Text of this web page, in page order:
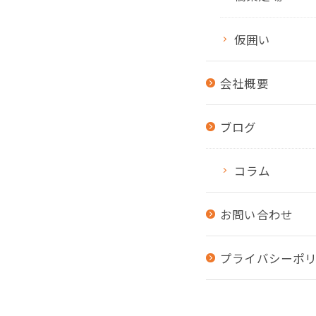
仮囲い
会社概要
ブログ
コラム
お問い合わせ
プライバシーポ